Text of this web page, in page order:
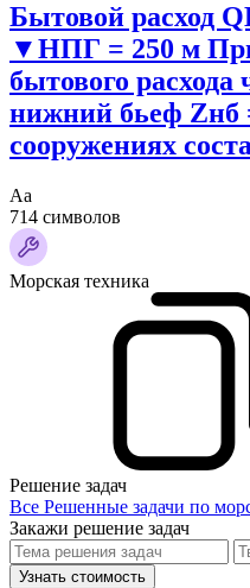
Бытовой расход
▼НПГ = 250 м При
бытового расхода
нижний бьеф Zнб
сооружениях
Аа
714 символов
Морская техника
Решение задач
Все Решенные задачи по
Закажи решение задач
Узнать стоимость